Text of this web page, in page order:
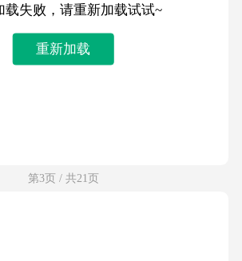
载失败，请重新加载试试~
重新加载
第3页 / 共21页